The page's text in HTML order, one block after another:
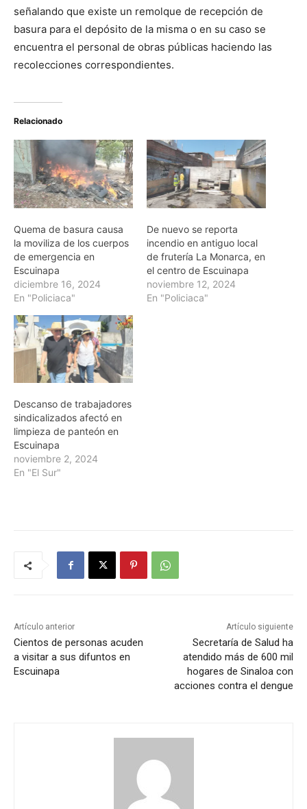
señalando que existe un remolque de recepción de
basura para el depósito de la misma o en su caso se
encuentra el personal de obras públicas haciendo las
recolecciones correspondientes.
Relacionado
Quema de basura causa
la moviliza de los cuerpos
de emergencia en
Escuinapa
diciembre 16, 2024
En "Policiaca"
De nuevo se reporta
incendio en antiguo local
de frutería La Monarca, en
el centro de Escuinapa
noviembre 12, 2024
En "Policiaca"
Descanso de trabajadores
sindicalizados afectó en
limpieza de panteón en
Escuinapa
noviembre 2, 2024
En "El Sur"
Artículo anterior
Cientos de personas acuden
a visitar a sus difuntos en
Escuinapa
Artículo siguiente
Secretaría de Salud ha
atendido más de 600 mil
hogares de Sinaloa con
acciones contra el dengue